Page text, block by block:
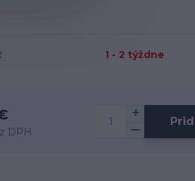
1 - 2 týždne
DPH